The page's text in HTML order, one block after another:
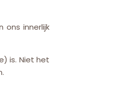
ons innerlijk
is. Niet het